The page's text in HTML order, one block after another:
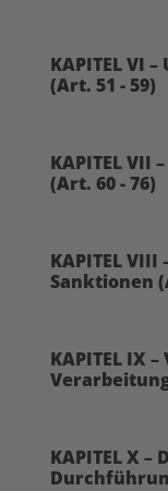
KAPITEL VI
(Art. 51 - 59)
KAPITEL VII
(Art. 60 - 76)
KAPITEL
Sanktionen
KAPITEL IX
KAPITEL X